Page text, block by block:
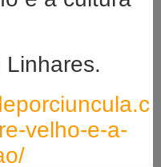
Linhares.
velho-e-a-